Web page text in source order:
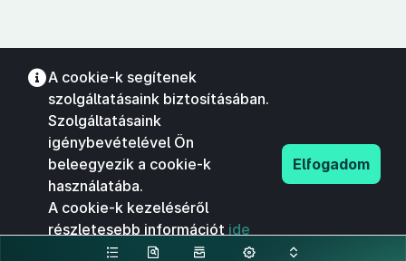
A cookie-k segítenek
szolgáltatásaink biztosításában.
Szolgáltatásaink
igénybevételével Ön
beleegyezik a cookie-k
használatába.
A cookie-k kezeléséről
részletesebb információt ide
kattintva olvashat.
Elfogadom